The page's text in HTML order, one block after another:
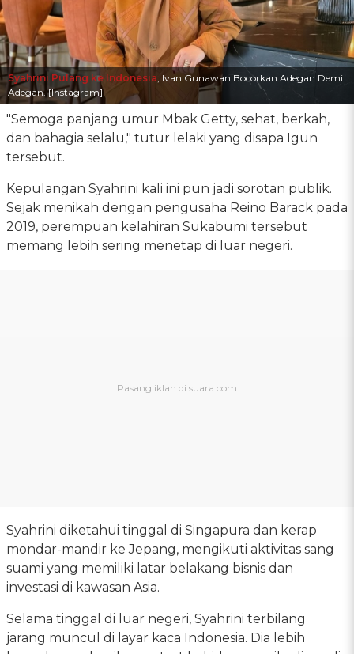
Syahrini Pulang ke Indonesia, Ivan Gunawan Bocorkan Adegan Demi
Adegan. [Instagram]
"Semoga panjang umur Mbak Getty, sehat, berkah,
dan bahagia selalu," tutur lelaki yang disapa Igun
tersebut.
Kepulangan Syahrini kali ini pun jadi sorotan publik.
Sejak menikah dengan pengusaha Reino Barack pada
2019, perempuan kelahiran Sukabumi tersebut
memang lebih sering menetap di luar negeri.
Syahrini diketahui tinggal di Singapura dan kerap
mondar-mandir ke Jepang, mengikuti aktivitas sang
suami yang memiliki latar belakang bisnis dan
investasi di kawasan Asia.
Selama tinggal di luar negeri, Syahrini terbilang
jarang muncul di layar kaca Indonesia. Dia lebih